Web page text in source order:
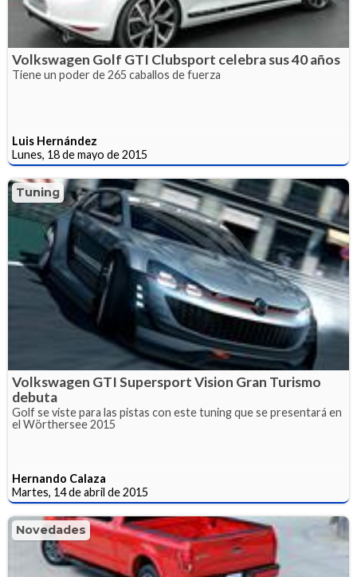
Volkswagen Golf GTI Clubsport celebra sus 40 años
Tiene un poder de 265 caballos de fuerza
Luis Hernández
Lunes, 18 de mayo de 2015
Tuning
Volkswagen GTI Supersport Vision Gran Turismo
debuta
Golf se viste para las pistas con este tuning que se presentará en
el Wörthersee 2015
Hernando Calaza
Martes, 14 de abril de 2015
Novedades